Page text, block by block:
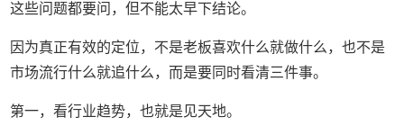
这些问题都要问，但不能太早下结论。
因为真正有效的定位，不是老板喜欢什么就做什么，也不是
市场流行什么就追什么，而是要同时看清三件事。
第一，看行业趋势，也就是见天地。